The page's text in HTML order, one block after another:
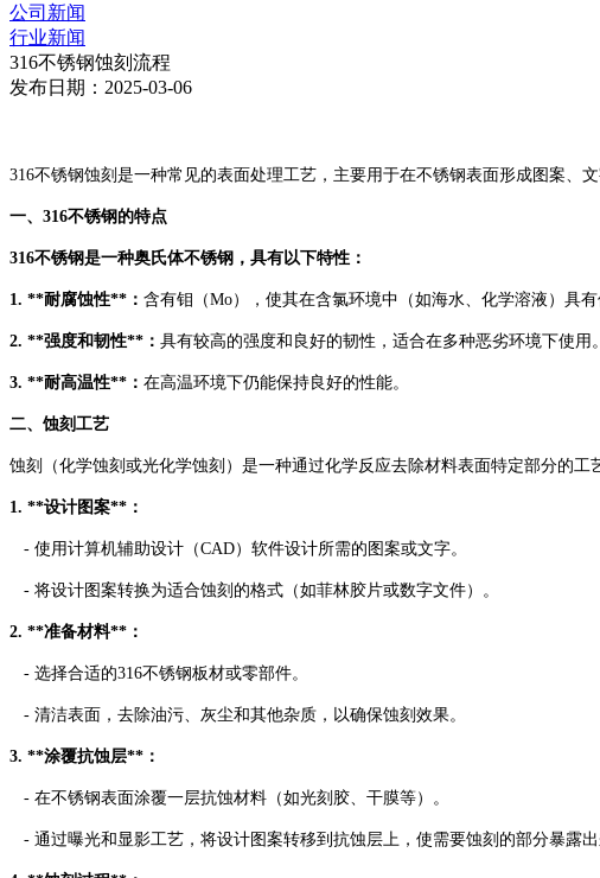
公司新闻
行业新闻
316不锈钢蚀刻流程
发布日期：2025-03-06
316不锈钢蚀刻是一种常见的表面处理工艺，主要用于在不锈钢表面形成图案、
一、 316不锈钢的特点
316不锈钢是一种奥氏体不锈钢，具有以下特性：
1. **耐腐蚀性**： 含有钼（Mo），使其在含氯环境中（如海水、化学溶液）具
2. **强度和韧性**： 具有较高的强度和良好的韧性，适合在多种恶劣环境下使用。
3. **耐高温性**： 在高温环境下仍能保持良好的性能。
二、蚀刻工艺
蚀刻（化学蚀刻或光化学蚀刻）是一种通过化学反应去除材料表面特定部分的工
1. **设计图案**：
- 使用计算机辅助设计（CAD）软件设计所需的图案或文字。
- 将设计图案转换为适合蚀刻的格式（如菲林胶片或数字文件）。
2. **准备材料**：
- 选择合适的316不锈钢板材或零部件。
- 清洁表面，去除油污、灰尘和其他杂质，以确保蚀刻效果。
3. **涂覆抗蚀层**：
- 在不锈钢表面涂覆一层抗蚀材料（如光刻胶、干膜等）。
- 通过曝光和显影工艺，将设计图案转移到抗蚀层上，使需要蚀刻的部分暴露出